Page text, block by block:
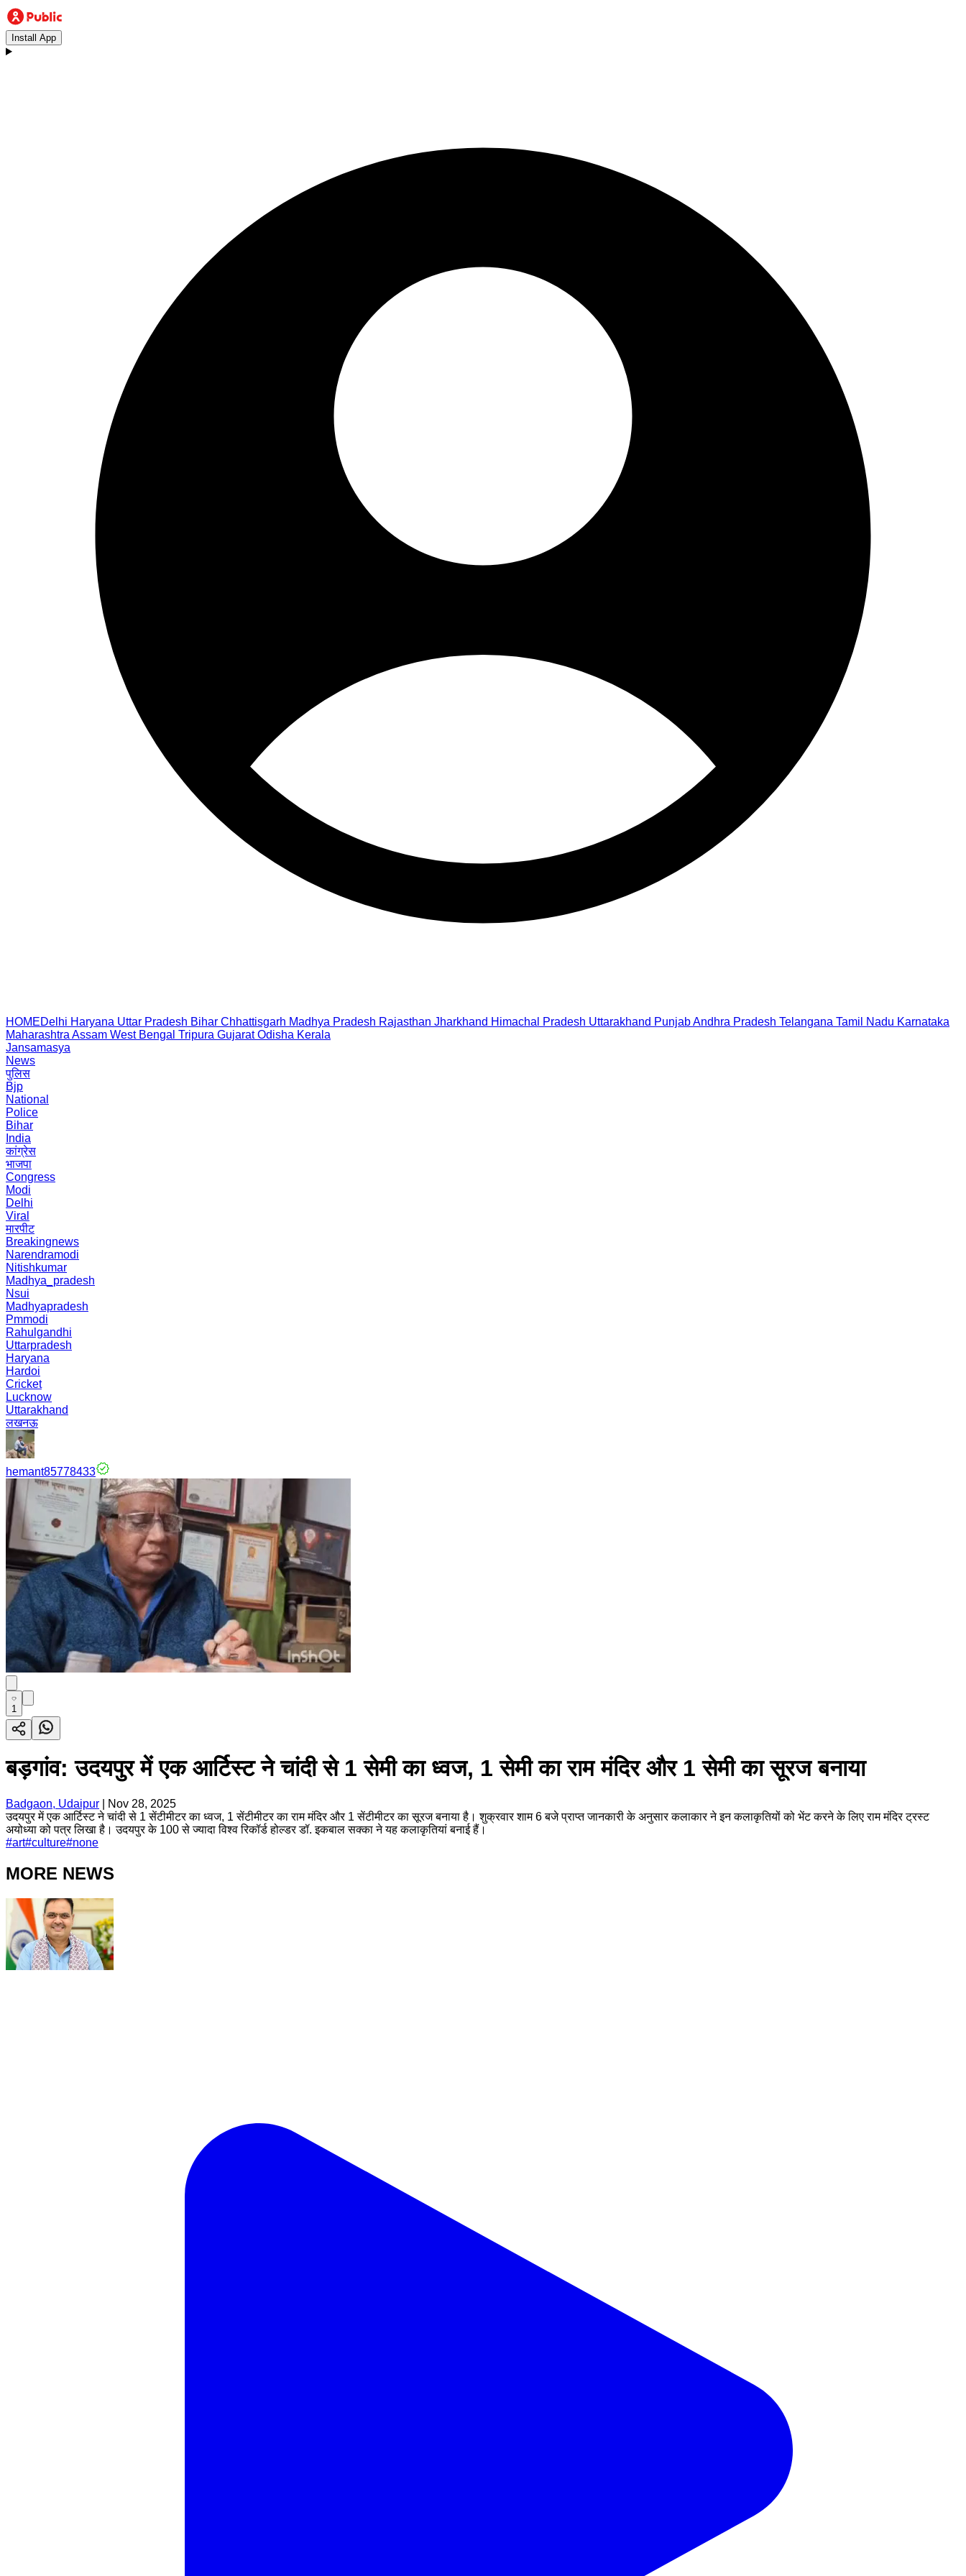
Install App
HOMEDelhi Haryana Uttar Pradesh Bihar Chhattisgarh Madhya Pradesh Rajasthan Jharkhand Himachal Pradesh Uttarakhand PunjabAndhra Pradesh Telangana Tamil Nadu Karnataka
Maharashtra Assam West Bengal Tripura Gujarat Odisha Kerala
Jansamasya
News
पुलिस
Bjp
National
Police
Bihar
India
कांग्रेस
भाजपा
Congress
Modi
Delhi
Viral
मारपीट
Breakingnews
Narendramodi
Nitishkumar
Madhya_pradesh
Nsui
Madhyapradesh
Pmmodi
Rahulgandhi
Uttarpradesh
Haryana
Hardoi
Cricket
Lucknow
Uttarakhand
लखनऊ
hemant85778433
1
बड़गांव: उदयपुर में एक आर्टिस्ट ने चांदी से 1 सेमी का ध्वज, 1 सेमी का राम मंदिर और 1 सेमी का सूरज बनाया
Badgaon, Udaipur
Nov 28, 2025
उदयपुर में एक आर्टिस्ट ने चांदी से 1 सेंटीमीटर का ध्वज, 1 सेंटीमीटर का राम मंदिर और 1 सेंटीमीटर का सूरज बनाया है। शुक्रवार शाम 6 बजे प्राप्त जानकारी के अनुसार कलाकार ने इन कलाकृतियों को भेंट करने के लिए राम मंदिर ट्रस्ट
अयोध्या को पत्र लिखा है। उदयपुर के 100 से ज्यादा विश्व रिकॉर्ड होल्डर डॉ. इकबाल सक्का ने यह कलाकृतियां बनाई हैं।
#art#culture#none
MORE NEWS